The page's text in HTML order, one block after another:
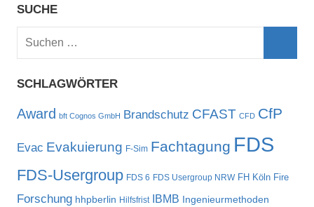
SUCHE
Suchen
SCHLAGWÖRTER
Award bft Cognos GmbH Brandschutz CFAST CFD CfP
Evac Evakuierung F-Sim Fachtagung FDS
FDS-Usergroup FDS 6 FDS Usergroup NRW FH Köln Fire
Forschung hhpberlin Hilfsfrist IBMB Ingenieurmethoden